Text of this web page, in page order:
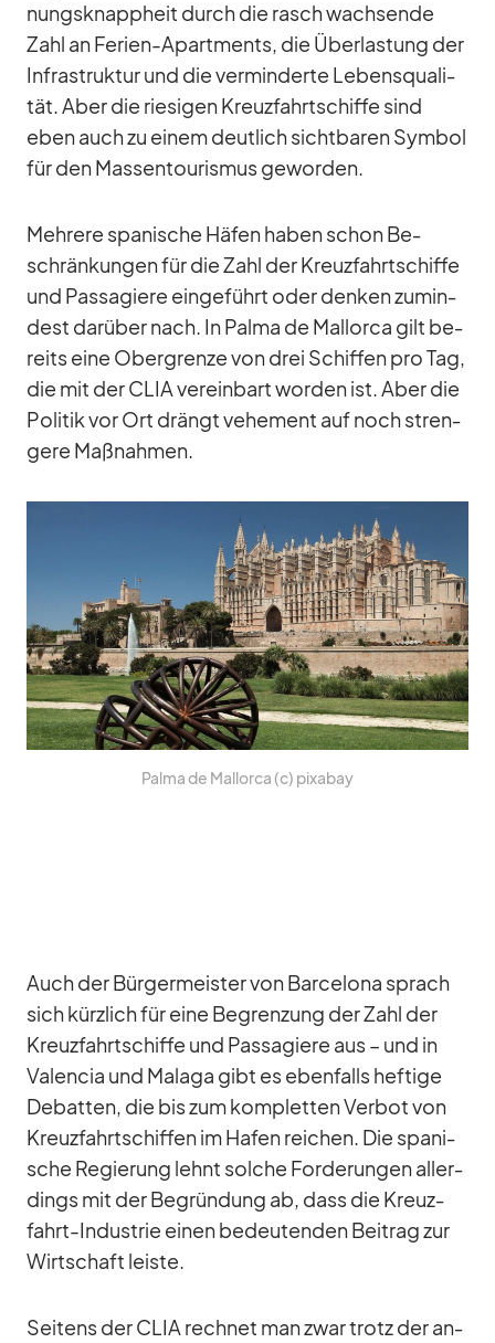
nungs­knapp­heit durch die rasch wach­sende
Zahl an Fe­rien-Apart­ments, die Über­las­tung der
In­fra­struk­tur und die ver­min­derte Le­bens­qua­li­
tät. Aber die rie­si­gen Kreuz­fahrt­schiffe sind
eben auch zu ei­nem deut­lich sicht­ba­ren Sym­bol
für den Mas­sen­tou­ris­mus ge­wor­den.
Meh­rere spa­ni­sche Hä­fen ha­ben schon Be­
schrän­kun­gen für die Zahl der Kreuz­fahrt­schiffe
und Pas­sa­giere ein­ge­führt oder den­ken zu­min­
dest dar­über nach. In Palma de Mal­lorca gilt be­
reits eine Ober­grenze von drei Schif­fen pro Tag,
die mit der CLIA ver­ein­bart wor­den ist. Aber die
Po­li­tik vor Ort drängt ve­he­ment auf noch stren­
gere Maß­nah­men.
Palma de Mal­lorca (c) pix­a­bay
Auch der Bür­ger­meis­ter von Bar­ce­lona sprach
sich kürz­lich für eine Be­gren­zung der Zahl der
Kreuz­fahrt­schiffe und Pas­sa­giere aus – und in
Va­len­cia und Ma­laga gibt es eben­falls hef­tige
De­bat­ten, die bis zum kom­plet­ten Ver­bot von
Kreuz­fahrt­schif­fen im Ha­fen rei­chen. Die spa­ni­
sche Re­gie­rung lehnt sol­che For­de­run­gen al­ler­
dings mit der Be­grün­dung ab, dass die Kreuz­
fahrt-In­dus­trie ei­nen be­deu­ten­den Bei­trag zur
Wirt­schaft leiste.
Sei­tens der CLIA rech­net man zwar trotz der an­